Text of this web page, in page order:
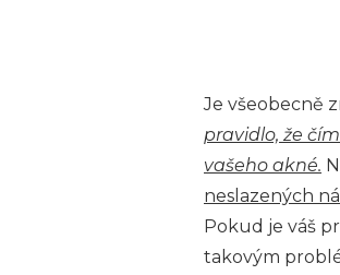
Je všeobecně
pravidlo, že
vašeho akné.
neslazených
Pokud je váš
takovým